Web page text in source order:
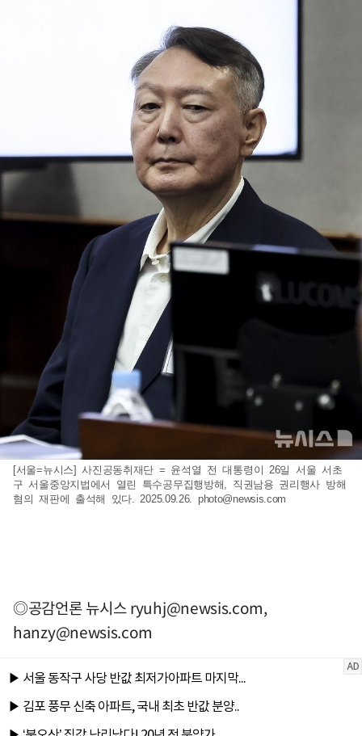
[서울=뉴시스] 사진공동취재단 = 윤석열 전 대통령이 26일 서울 서초
구 서울중앙지법에서 열린 특수공무집행방해, 직권남용 권리행사 방해
혐의 재판에 출석해 있다. 2025.09.26. photo@newsis.com
◎공감언론 뉴시스ryuhj@newsis.com,
hanzy@newsis.com